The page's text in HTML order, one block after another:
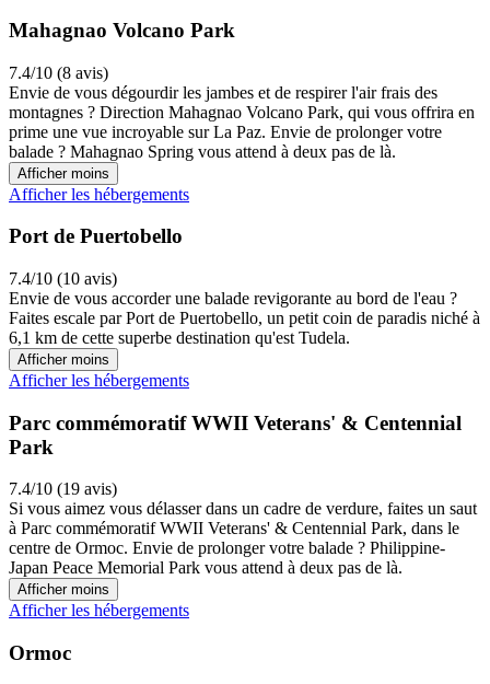
Mahagnao Volcano Park
7.4/10 (8 avis)
Envie de vous dégourdir les jambes et de respirer l'air frais des
montagnes ? Direction Mahagnao Volcano Park, qui vous offrira en
prime une vue incroyable sur La Paz. Envie de prolonger votre
balade ? Mahagnao Spring vous attend à deux pas de là.
Afficher moins
Afficher les hébergements
Port de Puertobello
7.4/10 (10 avis)
Envie de vous accorder une balade revigorante au bord de l'eau ?
Faites escale par Port de Puertobello, un petit coin de paradis niché à
6,1 km de cette superbe destination qu'est Tudela.
Afficher moins
Afficher les hébergements
Parc commémoratif WWII Veterans' & Centennial
Park
7.4/10 (19 avis)
Si vous aimez vous délasser dans un cadre de verdure, faites un saut
à Parc commémoratif WWII Veterans' & Centennial Park, dans le
centre de Ormoc. Envie de prolonger votre balade ? Philippine-
Japan Peace Memorial Park vous attend à deux pas de là.
Afficher moins
Afficher les hébergements
Ormoc